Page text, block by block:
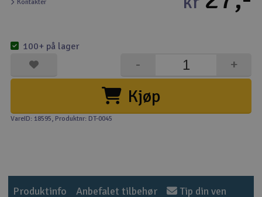
Modelbygg og byggesæt
Modeljernbane
Motor & tilbehør
Kontakter
Kjøp
+
-
100+ på lager
VareID: 18595, Produktnr: DT-0045
Produktinfo Anbefalet tilbehør Tip din ven